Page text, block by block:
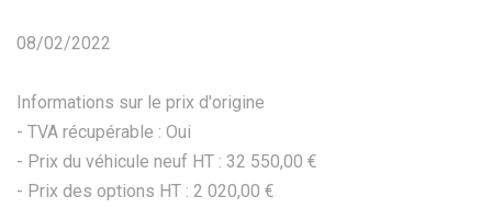
08/02/2022
Informations sur le prix d'origine
- TVA récupérable : Oui
- Prix du véhicule neuf HT : 32 550,00 €
- Prix des options HT : 2 020,00 €